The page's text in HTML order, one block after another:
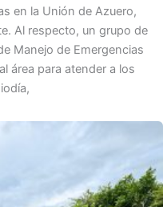
en la Unión de Azuero,
Al respecto, un grupo de
Manejo de Emergencias
área para atender a los